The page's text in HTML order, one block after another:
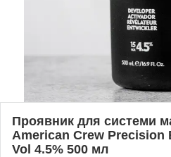
Проявник для системи
American Crew Precision
Vol 4.5% 500 мл